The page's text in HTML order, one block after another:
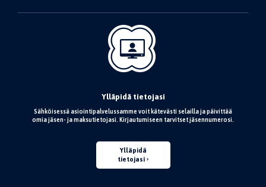
Ylläpidä tietojasi
Sähköisessä asiointipalvelussamme voit kätevästi selailla ja päivittää
omia jäsen- ja maksutietojasi. Kirjautumiseen tarvitset jäsennumerosi.
Ylläpidä
tietojasi